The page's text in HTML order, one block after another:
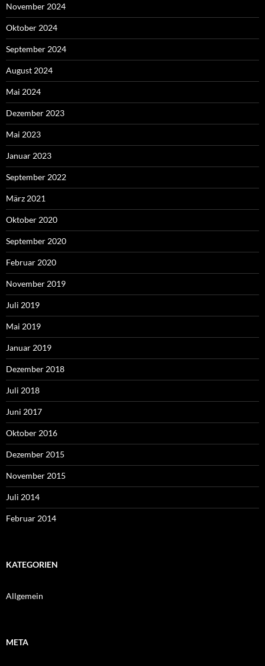
November 2024
Oktober 2024
September 2024
August 2024
Mai 2024
Dezember 2023
Mai 2023
Januar 2023
September 2022
März 2021
Oktober 2020
September 2020
Februar 2020
November 2019
Juli 2019
Mai 2019
Januar 2019
Dezember 2018
Juli 2018
Juni 2017
Oktober 2016
Dezember 2015
November 2015
Juli 2014
Februar 2014
KATEGORIEN
Allgemein
META